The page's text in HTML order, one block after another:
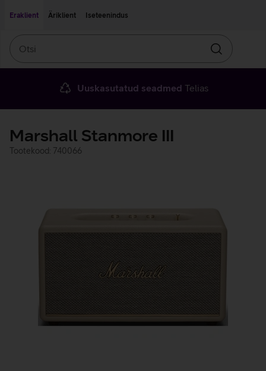
Eraklient
Äriklient Iseteenindus
Otsin
Uuskasutatud seadmed Telias
Marshall Stanmore III
Tootekood: 740066